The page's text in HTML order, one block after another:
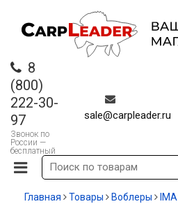
8
(800)
222-30-
97
Звонок по
России —
бесплатный
sale@carpleader.ru
Главная Товары Воблеры IMA